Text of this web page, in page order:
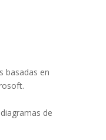
basadas en
de